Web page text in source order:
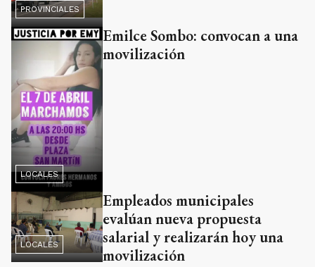
PROVINCIALES
LOCALES
Emilce Sombo: convocan a una
movilización
LOCALES
Empleados municipales
evalúan nueva propuesta
salarial y realizarán hoy una
movilización